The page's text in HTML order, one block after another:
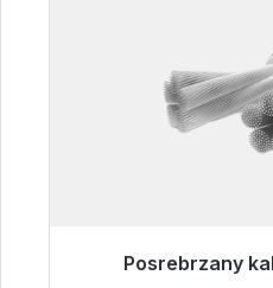
Posrebrzany
Gotowy do